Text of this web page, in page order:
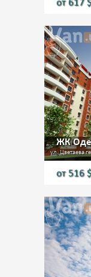
от617
ЖК
ул. Цветаева
от516